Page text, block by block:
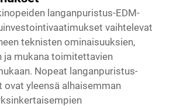
langanpuristus-EDM-
vaihtelevat
teknisten ominaisuuksien,
ja mukana toimitettavien
Nopeat langanpuristus-
ovat yleensä alhaisemman